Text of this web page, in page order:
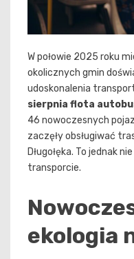
W połowie 2025 roku
okolicznych gmin
udoskonalenia
sierpnia flota
46 nowoczesnych
zaczęły obsługiwać
Długołęka. To jednak
transporcie.
ekologia